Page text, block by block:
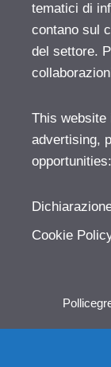
tematici di
contano sul
del settore.
This website
advertising,
opportunities:
Cookie